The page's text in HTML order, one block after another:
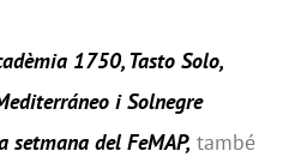
1750, Tasto Solo,
i Solnegre
setmana del FeMAP, també